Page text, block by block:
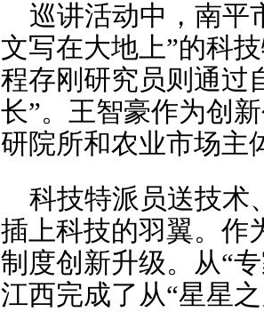
巡讲活动中，南平
文写在大地上”的科
程存刚研究员则通过
长”。王智豪作为创
研院所和农业市场主
科技特派员送技术
插上科技的羽翼。作
制度创新升级。从“
江西完成了从“星星